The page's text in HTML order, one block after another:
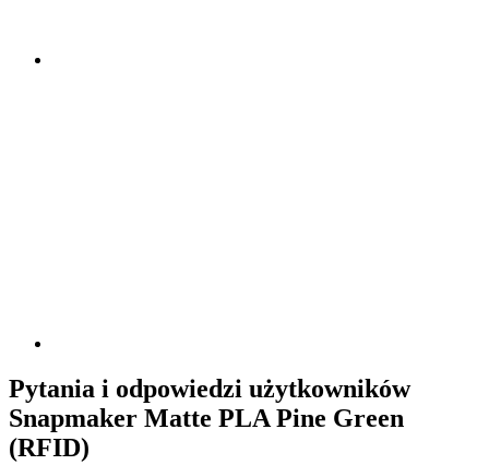
Pytania i odpowiedzi użytkowników
Snapmaker Matte PLA Pine Green
(RFID)